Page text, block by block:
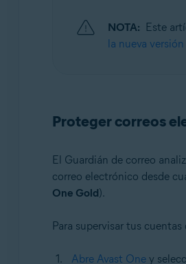
NOTA: Este
la nueva
Proteger correos
El Guardián de correo
correo electrónico desde
One Gold).
Para supervisar tus
Abre Avast Oney